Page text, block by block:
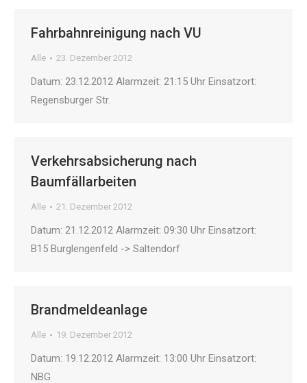
Fahrbahnreinigung nach VU
Alle 23. Dezember 2012
Datum: 23.12.2012 Alarmzeit: 21:15 Uhr Einsatzort:
Regensburger Str.
Verkehrsabsicherung nach
Baumfällarbeiten
Alle 21. Dezember 2012
Datum: 21.12.2012 Alarmzeit: 09:30 Uhr Einsatzort:
B15 Burglengenfeld -> Saltendorf
Brandmeldeanlage
Alle 19. Dezember 2012
Datum: 19.12.2012 Alarmzeit: 13:00 Uhr Einsatzort:
NBG